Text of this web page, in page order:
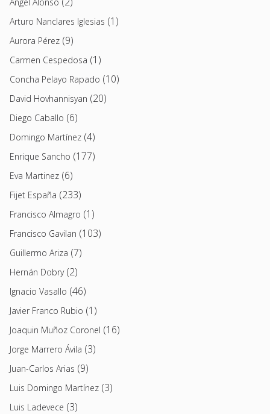
Arturo Nanclares Iglesias (1)
Aurora Pérez (9)
Carmen Cespedosa (1)
Concha Pelayo Rapado (10)
David Hovhannisyan (20)
Diego Caballo (6)
Domingo Martínez (4)
Enrique Sancho (177)
Eva Martinez (6)
Fijet España (233)
Francisco Almagro (1)
Francisco Gavilan (103)
Guillermo Ariza (7)
Hernán Dobry(2)
Ignacio Vasallo (46)
Javier Franco Rubio (1)
Joaquin Muñoz Coronel (16)
Jorge Marrero Ávila (3)
Juan-Carlos Arias (9)
Luis Domingo Martínez (3)
Luis Ladevece (3)